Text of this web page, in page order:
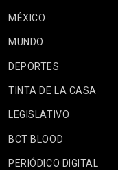
MÉXICO
MUNDO
DEPORTES
TINTA DE LA CASA
LEGISLATIVO
BCT BLOOD
PERIÓDICO DIGITAL